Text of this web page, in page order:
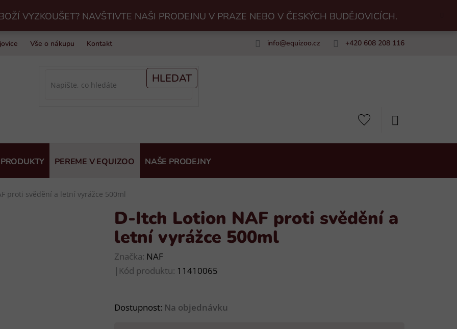
VYZKOUŠET? NAVŠTIVTE NAŠI PRODEJNU V PRAZE NEBO V ČESKÝCH BUDĚJOVICÍCH.
Vše o nákupu Kontakt info@equizoo.cz +420 608 208 116
HLEDAT
PEREME V EQUIZOO NAŠE PRODEJNY
proti svědění a letní vyrážce 500ml
D-Itch Lotion NAF proti svědění a
letní vyrážce 500ml
Značka: NAF
| Kód produktu: 11410065
Dostupnost: Na objednávku